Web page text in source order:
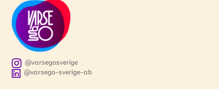
Vill du få erbjudanden och vara den första
att få uppdateringar kring kampanjer?
Ange din e-postadress nedan för att ta del av våra
nyheter och erbjudanden.
E-postadress
@varsego-sverige-ab
@varsegosverige